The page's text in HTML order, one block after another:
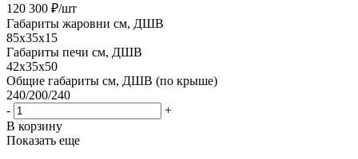
120 300 ₽/шт
Габариты жаровни см, ДШВ
85x35x15
Габариты печи см, ДШВ
42x35x50
Общие габариты см, ДШВ (по крыше)
240/200/240
-
+
В корзину
Показать еще